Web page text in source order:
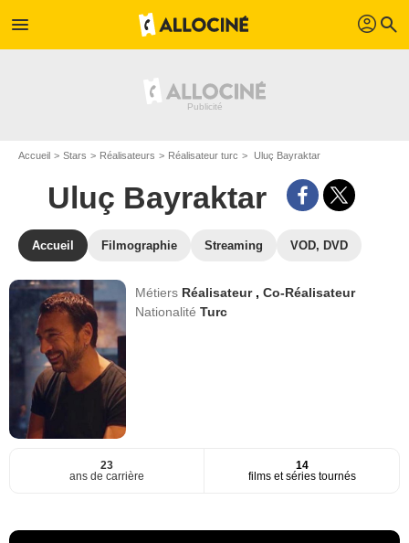
menu profil search
Accueil Stars Réalisateurs Réalisateur turc Uluç Bayraktar
Uluç Bayraktar
Accueil Filmographie Streaming VOD, DVD
Métiers Réalisateur ,Co-Réalisateur
NationalitéTurc
23
ans de carrière
14
films et séries tournés